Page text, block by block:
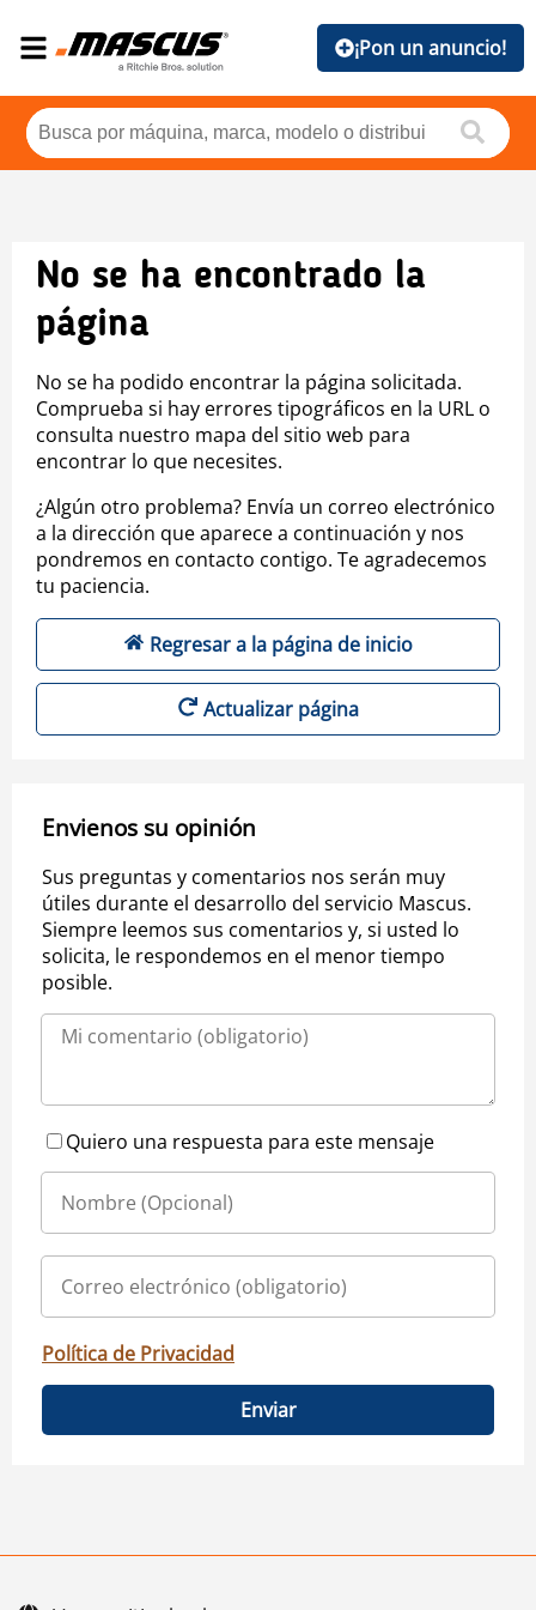
¡Pon un anuncio!
No se ha encontrado la
página
No se ha podido encontrar la página solicitada.
Comprueba si hay errores tipográficos en la URL o
consulta nuestro mapa del sitio web para
encontrar lo que necesites.
¿Algún otro problema? Envía un correo electrónico
a la dirección que aparece a continuación y nos
pondremos en contacto contigo. Te agradecemos
tu paciencia.
Regresar a la página de inicio
Actualizar página
Envienos su opinión
Sus preguntas y comentarios nos serán muy
útiles durante el desarrollo del servicio Mascus.
Siempre leemos sus comentarios y, si usted lo
solicita, le respondemos en el menor tiempo
posible.
Quiero una respuesta para este mensaje
Política de Privacidad
Enviar